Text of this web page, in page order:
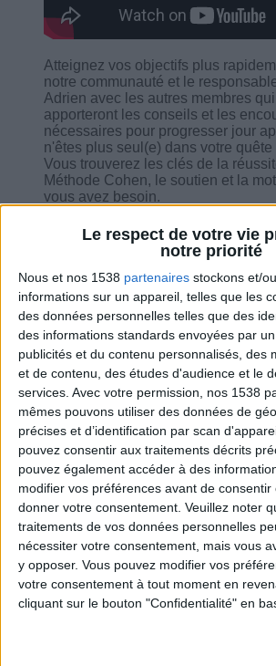
Le respect de votre vie
notre priorité
Nous et nos 1538 partenaires stockons et/
informations sur un appareil, telles que les
des données personnelles telles que des
des informations standards envoyées par
publicités et du contenu personnalisés, des
et de contenu, des études d'audience et le
services. Avec votre permission, nos 1538
mêmes pouvons utiliser des données de
précises et d’identification par scan
pouvez consentir aux traitements décrits
pouvez également accéder à des
modifier vos préférences avant de
donner votre consentement. Veuillez noter
traitements de vos données personnelles
nécessiter votre consentement, mais vous
y opposer. Vous pouvez modifier vos
votre consentement à tout moment en
cliquant sur le bouton "Confidentialité" en
Atteignez vos objectifs plus
notre communauté et le
Adrien avec les autres membres
apporteront les conseils et les
nécessaires pour progresser jour
n'êtes plus seul(e) dans votre quête
Vous trouverez les clés de la
Méthode Cohen, le soutien et la
vous avez besoin.
Combien de kilos souhaitez-vous
Moins de
5 kilos
De 5 à 10
kilos
Service-client &
Les équipes du Service-client et
Communauté Savoir Maigrir
chaque semaine à vous
sereinement de votre objectif
Votre bilan